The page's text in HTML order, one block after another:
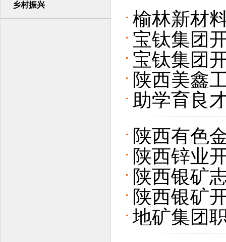
乡村振兴
榆林新材
暖童心”儿
宝钛集团
宝钛集团
陕西美鑫
助学育良
展“金秋助
陕西有色
办“金秋助
陕西锌业
陕西银矿
陕西银矿
愿服务活
地矿集团